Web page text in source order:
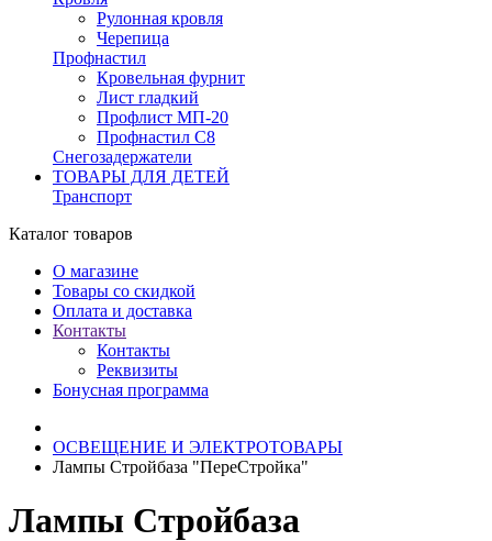
Рулонная кровля
Черепица
Профнастил
Кровельная фурнит
Лист гладкий
Профлист МП-20
Профнастил С8
Снегозадержатели
ТОВАРЫ ДЛЯ ДЕТЕЙ
Транспорт
Каталог товаров
О магазине
Товары со скидкой
Оплата и доставка
Контакты
Контакты
Реквизиты
Бонусная программа
ОСВЕЩЕНИЕ И ЭЛЕКТРОТОВАРЫ
Лампы Стройбаза "ПереСтройка"
Лампы Стройбаза